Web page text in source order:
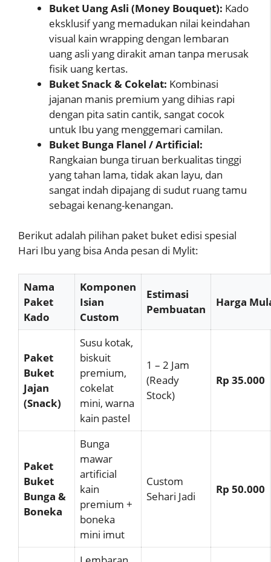
Buket Uang Asli (Money Bouquet): Kado
eksklusif yang memadukan nilai keindahan
visual kain wrapping dengan lembaran
uang asli yang dirakit aman tanpa merusak
fisik uang kertas.
Buket Snack & Cokelat: Kombinasi
jajanan manis premium yang dihias rapi
dengan pita satin cantik, sangat cocok
untuk Ibu yang menggemari camilan.
Buket Bunga Flanel / Artificial:
Rangkaian bunga tiruan berkualitas tinggi
yang tahan lama, tidak akan layu, dan
sangat indah dipajang di sudut ruang tamu
sebagai kenang-kenangan.
Berikut adalah pilihan paket buket edisi spesial
Hari Ibu yang bisa Anda pesan di Mylit:
Nama
Paket
Kado
Komponen
Isian
Custom
Estimasi
Pembuatan
Harga
Paket
Buket
Jajan
(Snack)
Susu kotak,
biskuit
premium,
cokelat
mini, warna
kain pastel
1 – 2 Jam
(Ready
Stock)
Rp 35.000
Paket
Buket
Bunga &
Boneka
Bunga
mawar
artificial
kain
premium +
boneka
mini imut
Custom
Sehari Jadi
Rp 50.000